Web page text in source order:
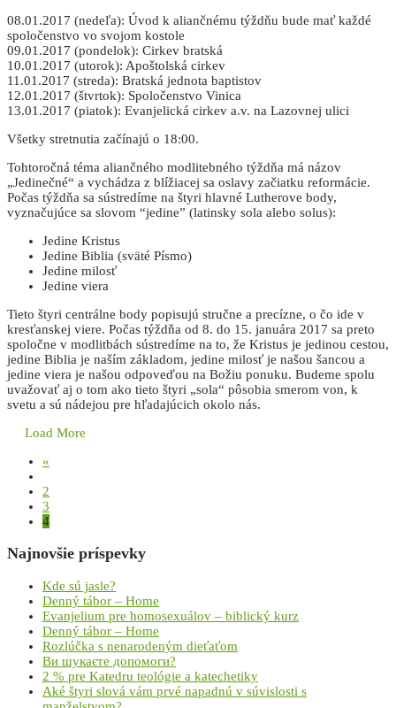
08.01.2017 (nedeľa): Úvod k aliančnému týždňu bude mať každé
spoločenstvo vo svojom kostole
09.01.2017 (pondelok): Cirkev bratská
10.01.2017 (utorok): Apoštolská cirkev
11.01.2017 (streda): Bratská jednota baptistov
12.01.2017 (štvrtok): Spoločenstvo Vinica
13.01.2017 (piatok): Evanjelická cirkev a.v. na Lazovnej ulici
Všetky stretnutia začínajú o 18:00.
Tohtoročná téma aliančného modlitebného týždňa má názov
„Jedinečné“ a vychádza z blížiacej sa oslavy začiatku reformácie.
Počas týždňa sa sústredíme na štyri hlavné Lutherove body,
vyznačujúce sa slovom “jedine” (latinsky sola alebo solus):
Jedine Kristus
Jedine Biblia (sväté Písmo)
Jedine milosť
Jedine viera
Tieto štyri centrálne body popisujú stručne a precízne, o čo ide v
kresťanskej viere. Počas týždňa od 8. do 15. januára 2017 sa preto
spoločne v modlitbách sústredíme na to, že Kristus je jedinou cestou,
jedine Biblia je naším základom, jedine milosť je našou šancou a
jedine viera je našou odpoveďou na Božiu ponuku. Budeme spolu
uvažovať aj o tom ako tieto štyri „sola“ pôsobia smerom von, k
svetu a sú nádejou pre hľadajúcich okolo nás.
Load More
«
2
3
4
Najnovšie príspevky
Kde sú jasle?
Denný tábor – Home
Evanjelium pre homosexuálov – biblický kurz
Denný tábor – Home
Rozlúčka s nenarodeným dieťaťom
Ви шукаєте допомоги?
2 % pre Katedru teológie a katechetiky
Aké štyri slová vám prvé napadnú v súvislosti s